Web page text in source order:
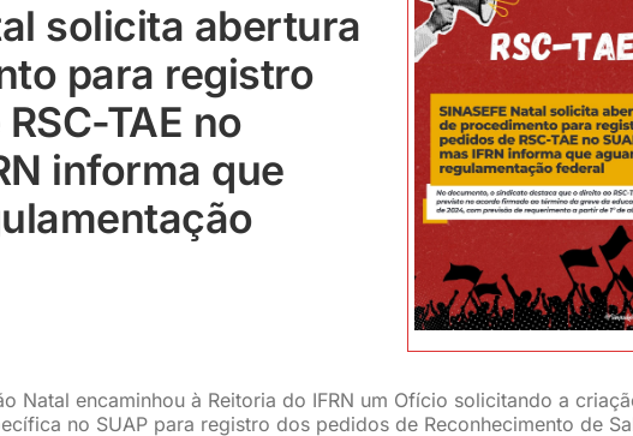
solicita abertura
para registro
TAE no
informa que
Natal encaminhou à Reitoria do IFRN um Ofício solicitando a
no SUAP para registro dos pedidos de Reconhecimento de